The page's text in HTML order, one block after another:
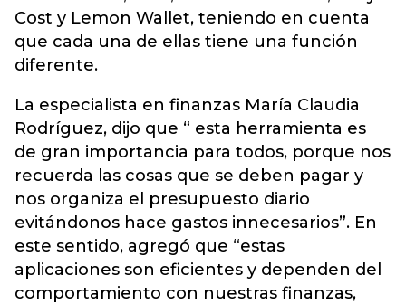
Cost y Lemon Wallet, teniendo en cuenta
que cada una de ellas tiene una función
diferente.
La especialista en finanzas María Claudia
Rodríguez, dijo que “ esta herramienta es
de gran importancia para todos, porque nos
recuerda las cosas que se deben pagar y
nos organiza el presupuesto diario
evitándonos hace gastos innecesarios”. En
este sentido, agregó que “estas
aplicaciones son eficientes y dependen del
comportamiento con nuestras finanzas,